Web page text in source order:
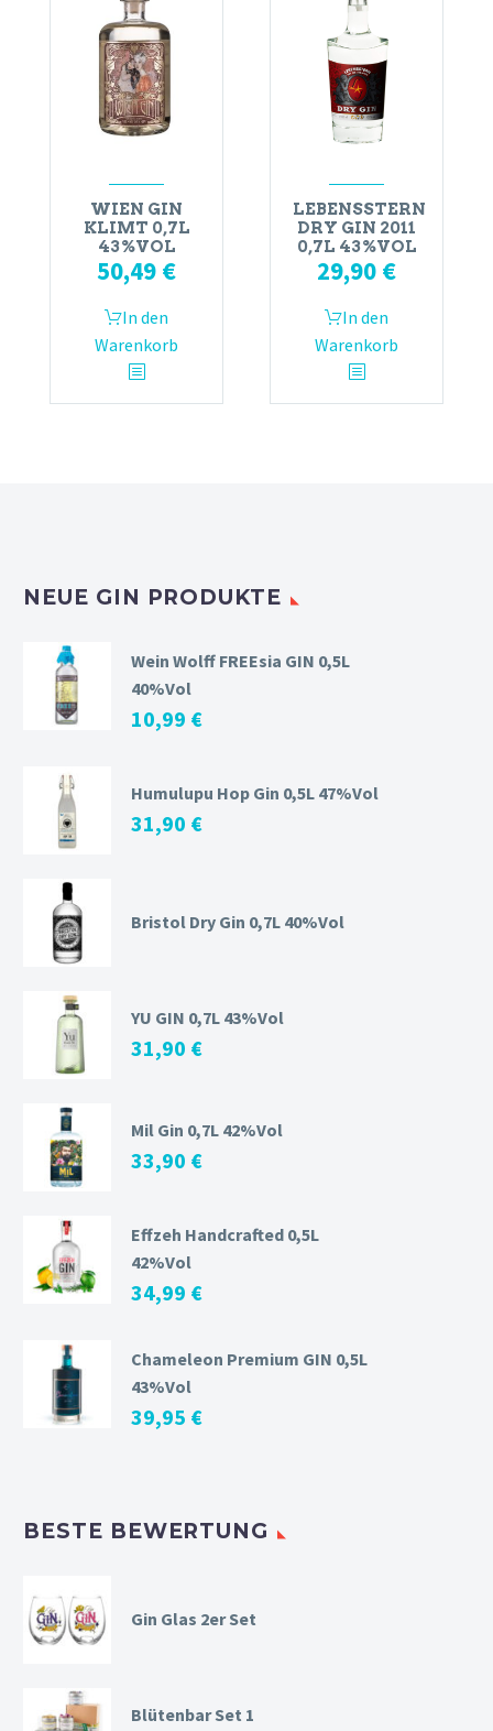
WIEN GIN
KLIMT 0,7L
43%VOL
50,49 €
In den
Warenkorb
LEBENSSTERN
DRY GIN 2011
0,7L 43%VOL
29,90 €
In den
Warenkorb
NEUE GIN PRODUKTE
Wein Wolff FREEsia GIN 0,5L
40%Vol
10,99 €
Humulupu Hop Gin 0,5L 47%Vol
31,90 €
Bristol Dry Gin 0,7L 40%Vol
YU GIN 0,7L 43%Vol
31,90 €
Mil Gin 0,7L 42%Vol
33,90 €
Effzeh Handcrafted 0,5L
42%Vol
34,99 €
Chameleon Premium GIN 0,5L
43%Vol
39,95 €
BESTE BEWERTUNG
Gin Glas 2er Set
Blütenbar Set 1